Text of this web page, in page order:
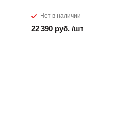
Нет в наличии
22 390 руб. /шт